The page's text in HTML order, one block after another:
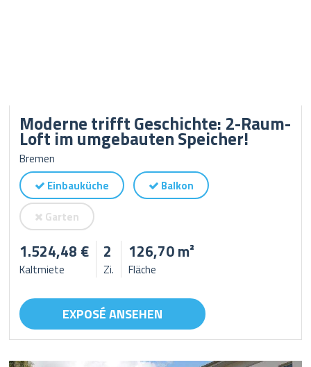
Moderne trifft Geschichte: 2-Raum-
Loft im umgebauten Speicher!
Bremen
Einbauküche
Balkon
Garten
1.524,48 €
Kaltmiete
2
Zi.
126,70 m²
Fläche
EXPOSÉ ANSEHEN